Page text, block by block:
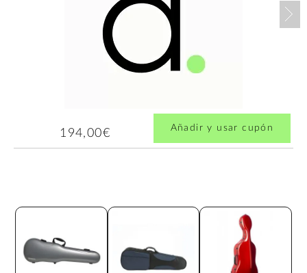
194,00€ Añadir y usar cupón